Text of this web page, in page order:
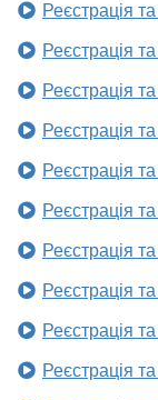
Реєстрація
Реєстрація
Реєстрація
Реєстрація
Реєстрація
Реєстрація
Реєстрація
Реєстрація
Реєстрація
Реєстрація